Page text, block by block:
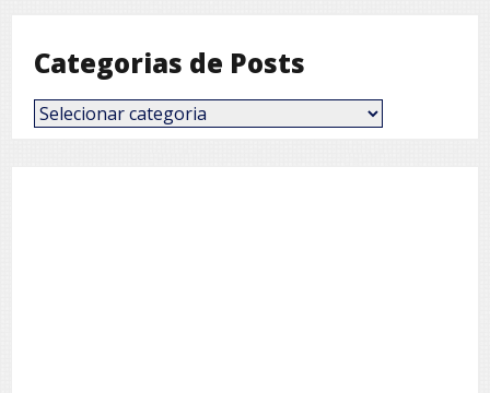
Categorias de Posts
Categorias
de